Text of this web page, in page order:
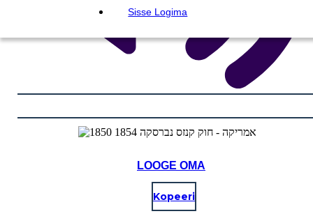
Sisse Logima
LOOGE OMA
Kopeeri